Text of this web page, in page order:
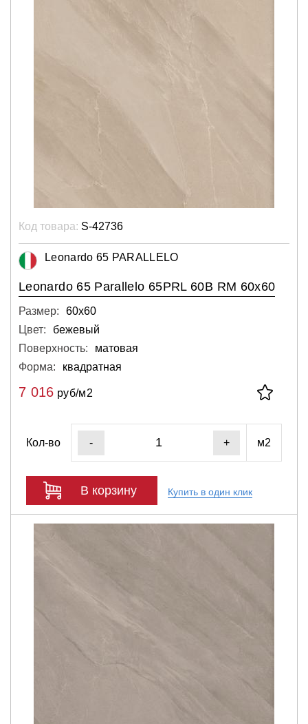
Код товара: S-42736
Leonardo 65 PARALLELO
Leonardo 65 Parallelo 65PRL 60B RM 60x60
Размер:
60х60
Цвет:
бежевый
Поверхность:
матовая
Форма:
квадратная
7 016 руб/м2
Кол-во - + м2
В корзину Купить в один клик